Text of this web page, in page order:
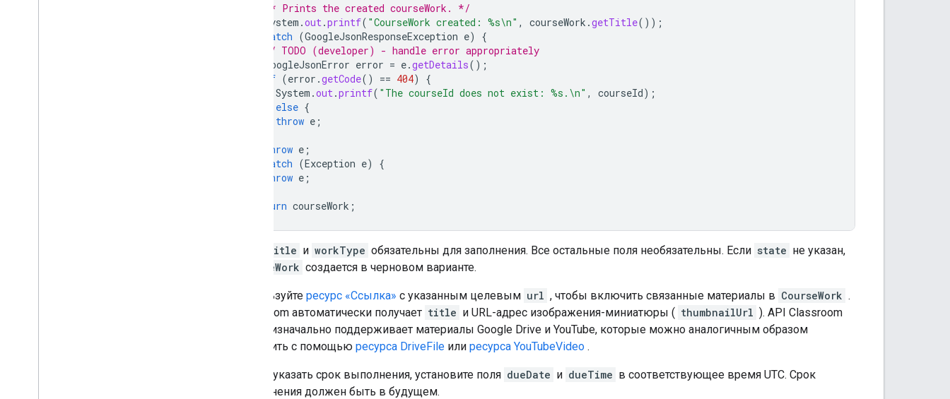
/* Prints the created courseWork. */
System .out.printf( "CourseWork created: %s\n" , courseWork .getTitle());
catch (GoogleJsonResponseException e)
{
// TODO (developer) - handle error appropriately
GoogleJsonError error = e.getDetails();
if (error .getCode() == 404)
{
System .out.printf( "The courseId does not exist: %s.\n" , courseId);
else {
throw e ;
throw e ;
catch (Exception e)
{
throw e ;
return courseWork ;
title и workType обязательны для заполнения. Все остальные поля необязательны. Если state не указан,
CourseWork создается в черновом варианте.
Используйте ресурс «Ссылка» с указанным целевым url , чтобы включить связанные материалы в CourseWork .
Classroom автоматически получает title и URL-адрес изображения-миниатюры ( thumbnailUrl ). API Classroom
также изначально поддерживает материалы Google Drive и YouTube, которые можно аналогичным образом
включить с помощью ресурса DriveFile или ресурса YouTubeVideo .
Чтобы указать срок выполнения, установите поля dueDate и dueTime в соответствующее время UTC. Срок
выполнения должен быть в будущем.